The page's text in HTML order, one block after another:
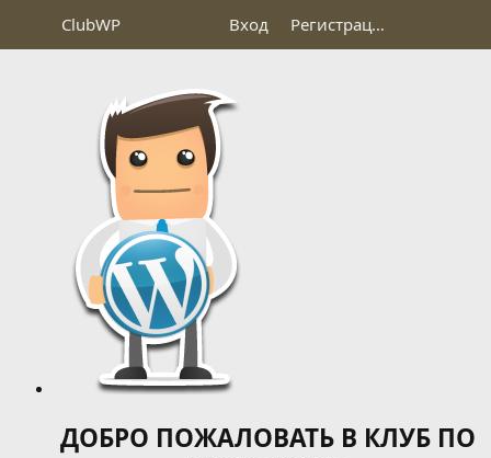
ClubWP Вход Регистрация
ДОБРО ПОЖАЛОВАТЬ В КЛУБ ПО